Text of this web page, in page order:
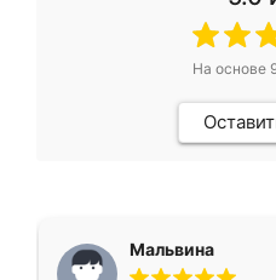
На основе
Мальвина